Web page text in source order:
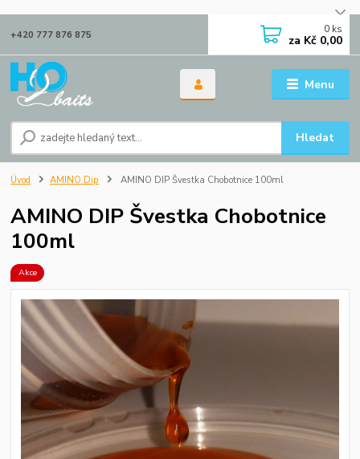
Menu
Hledat
+420 777 876 875 0 ks
za Kč 0,00
Úvod AMINO Dip AMINO DIP Švestka Chobotnice 100ml
AMINO DIP Švestka Chobotnice
100ml
Akce